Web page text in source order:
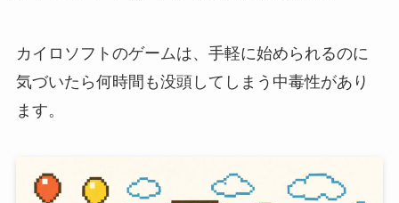
カイロソフトのゲームは、手軽に始められるのに
気づいたら何時間も没頭してしまう中毒性があり
ます。